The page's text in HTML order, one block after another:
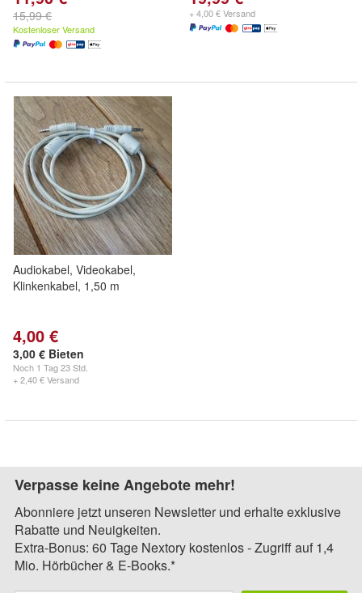
15,99 €
Kostenloser Versand
+ 4,00 € Versand
Audiokabel, Videokabel,
Klinkenkabel, 1,50 m
4,00 €
3,00 € Bieten
Noch 1 Tag 23 Std.
+ 2,40 € Versand
Verpasse keine Angebote mehr!
Abonniere jetzt unseren Newsletter und erhalte exklusive
Rabatte und Neuigkeiten.
Extra-Bonus: 60 Tage Nextory kostenlos - Zugriff auf 1,4
Mio. Hörbücher & E-Books.*